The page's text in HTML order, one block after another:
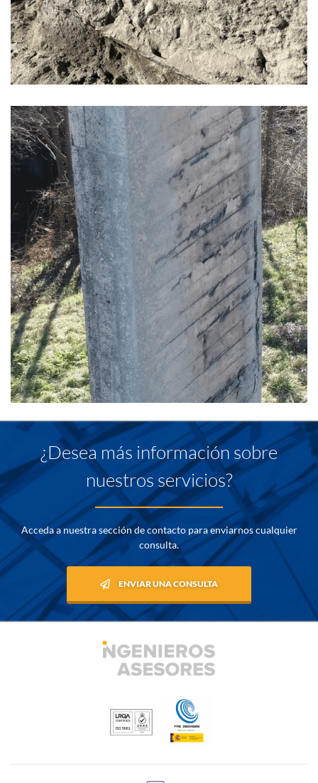
¿Desea más información sobre
nuestros servicios?
Acceda a nuestra sección de contacto para enviarnos cualquier
consulta.
ENVIAR UNA CONSULTA